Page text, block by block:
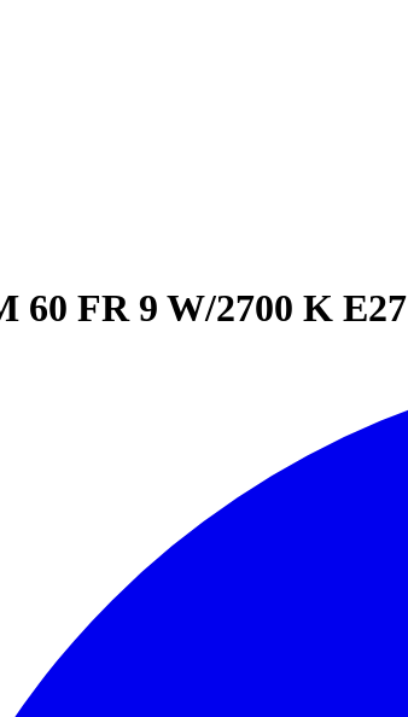
FR 9 W/2700 K E27